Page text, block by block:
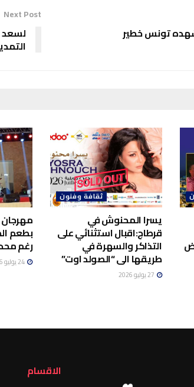
تونس خطير
Next Post
لسعد
ثقافة وفنون
يسرا المحنوش في
قرطاج:اقبال استثنائي على
التذاكر والسهرة في
طريقها الى “الصولد اوت”
مهرجان
بطعم
رغم
الاقسام